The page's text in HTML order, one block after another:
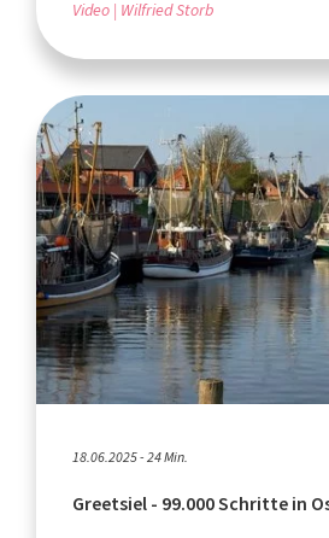
Video Wilfried Storb
18.06.2025 - 24 Min.
Greetsiel - 99.000 Schritte in